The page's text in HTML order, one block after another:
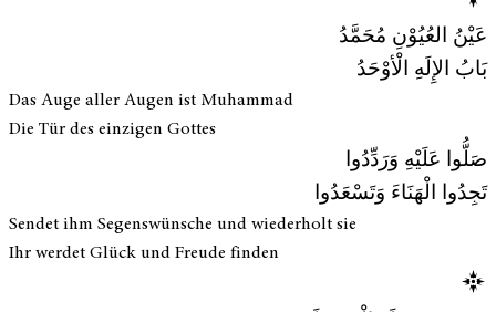
عَيْنُ العُيُوْنِ مُحَمَّدُ
بَابُ الإِلَهِ الْأوْحَدُ
Das Auge aller Augen ist Muhammad
Die Tür des einzigen Gottes
صَلُّوا عَلَيْهِ وَرَدِّدُوا
تَجِدُوا الْهَنَاءَ وَتَسْعَدُوا
Sendet ihm Segenswünsche und wiederholt sie
Ihr werdet Glück und Freude finden